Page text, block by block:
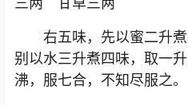
右五味，先以蜜二升
别以水三升煮四味，取一
沸，服七合，不知尽服之。